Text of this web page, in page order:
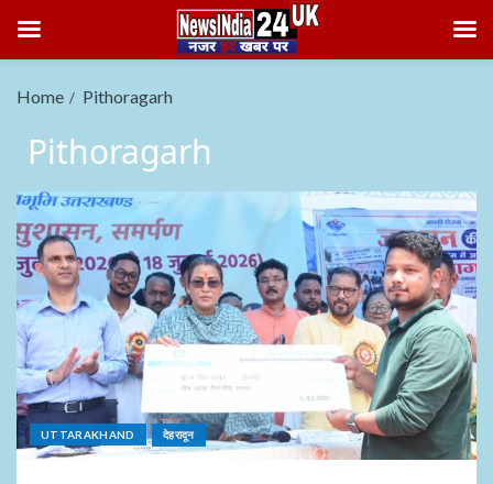
Home Pithoragarh
Pithoragarh
UTTARAKHAND देहरादून